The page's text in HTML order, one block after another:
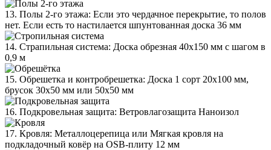
13. Полы 2-го этажа: Если это чердачное перекрытие, то полов
нет. Если есть то настилается шпунтованная доска 36 мм
14. Страпильная система: Доска обрезная 40х150 мм с шагом в
0,9 м
15. Обрешетка и контробрешетка: Доска 1 сорт 20х100 мм,
брусок 30х50 мм или 50х50 мм
16. Подкровельная защита: Ветровлагозащита Наноизол
17. Кровля: Металлоцерепица или Мягкая кровля на
подкладочный ковёр на OSB-плиту 12 мм